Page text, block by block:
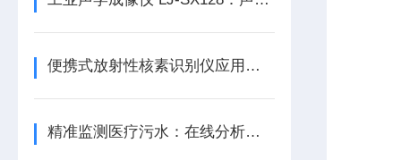
便携式放射性核素识别仪应用于哪些领域？
精准监测医疗污水：在线分析仪助力